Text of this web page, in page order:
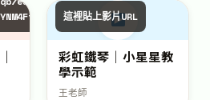
這裡貼上影片URL
彩虹鐵琴｜小星星教
學示範
王老師